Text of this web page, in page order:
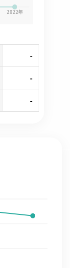
2022年
-
-
-